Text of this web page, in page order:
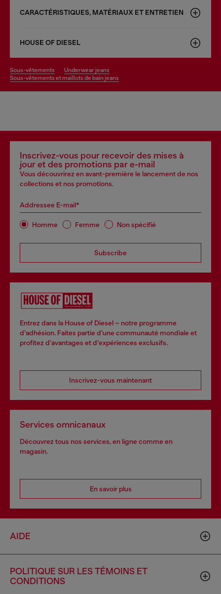
CARACTÉRISTIQUES, MATÉRIAUX ET ENTRETIEN
HOUSE OF DIESEL
sous-vêtements
underwear jeans
sous-vêtements et maillots de bain jeans
Inscrivez-vous pour recevoir des mises à
jour et des promotions par e-mail
Vous découvrirez en avant-première le lancement de nos
collections et nos promotions.
Addressee E-mail*
Homme Femme Non spécifié
Subscribe
Entrez dans la House of Diesel – notre programme
d’adhésion. Faites partie d’une communauté mondiale et
profitez d’avantages et d’expériences exclusifs.
Inscrivez-vous maintenant
Services omnicanaux
Découvrez tous nos services, en ligne comme en
magasin.
En savoir plus
AIDE
POLITIQUE SUR LES TÉMOINS ET
CONDITIONS